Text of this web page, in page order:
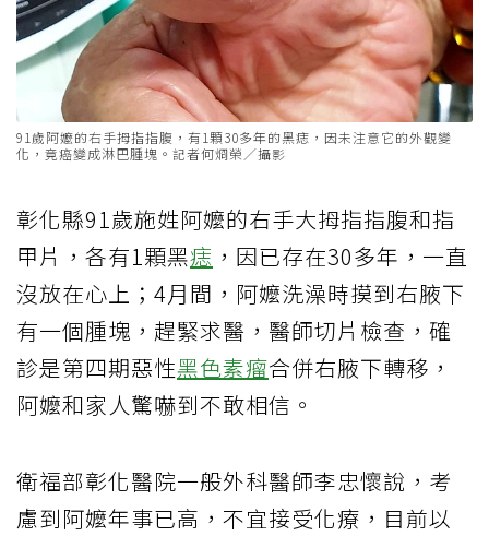
91歲阿嬤的右手拇指指腹，有1顆30多年的黑痣，因未注意它的外觀變
化，竟癌變成淋巴腫塊。記者何烱榮／攝影
彰化縣91歲施姓阿嬤的右手大拇指指腹和指
甲片，各有1顆黑痣 ，因已存在30多年，一直
沒放在心上；4月間，阿嬤洗澡時摸到右腋下
有一個腫塊，趕緊求醫，醫師切片檢查，確
診是第四期惡性黑色素瘤合併右腋下轉移，
阿嬤和家人驚嚇到不敢相信。
衛福部彰化醫院一般外科醫師李忠懷說，考
慮到阿嬤年事已高，不宜接受化療，目前以